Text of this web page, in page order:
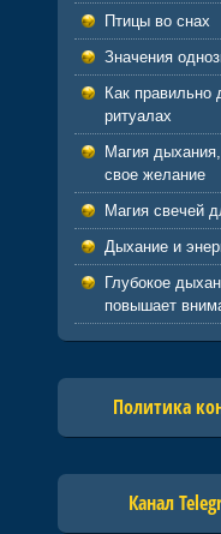
Птицы во снах
Значения
Как правильно
ритуалах
Магия
свое желание
Магия свечей
Дыхание и
Глубокое
повышает
Политика
Канал